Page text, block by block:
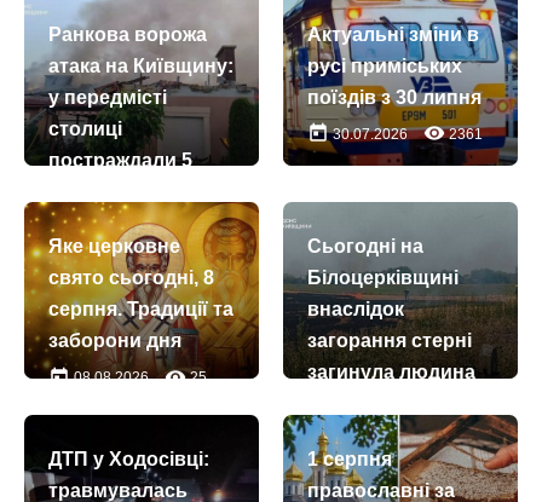
Ранкова ворожа
атака на Київщину:
у передмісті
столиці
постраждали 5
троє дітей
today22.07.2026 remove_red_eye 2714
Актуальні зміни в
русі приміських
поїздів з 30 липня
today30.07.2026 remove_red_eye2361
Яке церковне
свято сьогодні, 8
серпня. Традиції та
заборони дня
today08.08.2026 remove_red_eye25
Сьогодні на
Білоцерківщині
внаслідок
загорання стерні
загинула людина
ДТП у Ходосівці:
травмувалась
1 серпня
православні за